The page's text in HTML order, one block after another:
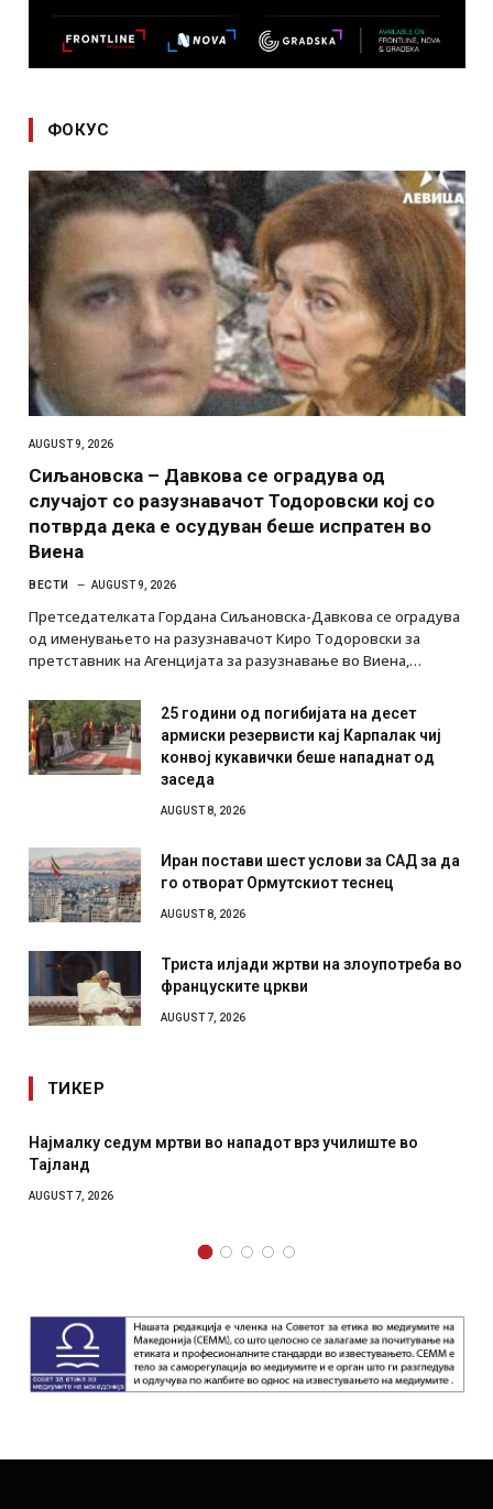
ФОКУС
AUGUST 9, 2026
Сиљановска – Давкова се оградува од
случајот со разузнавачот Тодоровски кој со
потврда дека е осудуван беше испратен во
Виена
ВЕСТИ AUGUST 9, 2026
Претседателката Гордана Сиљановска-Давкова се оградува
од именувањето на разузнавачот Киро Тодоровски за
претставник на Агенцијата за разузнавање во Виена,…
25 години од погибијата на десет
армиски резервисти кај Карпалак чиј
конвој кукавички беше нападнат од
заседа
AUGUST 8, 2026
Иран постави шест услови за САД за да
го отворат Ормутскиот теснец
AUGUST 8, 2026
Триста илјади жртви на злоупотреба во
француските цркви
AUGUST 7, 2026
ТИКЕР
седум мртви во нападот врз училиште во
7, 2026